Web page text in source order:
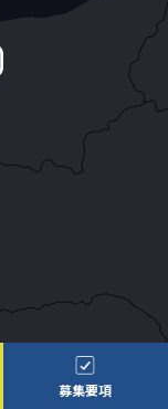
募集要項